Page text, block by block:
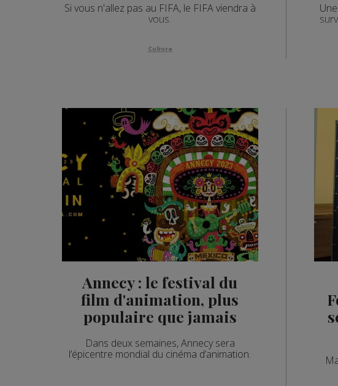
Si vous n'allez pas au FIFA, le FIFA viendra à
vous.
Culture
Annecy : le festival du
film d'animation, plus
populaire que jamais
Dans deux semaines, Annecy sera
l’épicentre mondial du cinéma d’animation.